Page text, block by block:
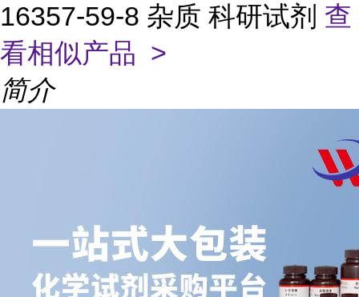
16357-59-8 杂质 科研试剂 查
看相似产品 >
简介